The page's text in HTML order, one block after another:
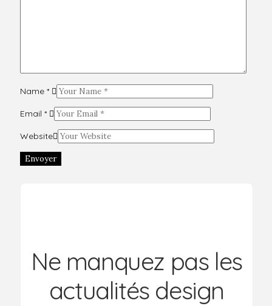
Name *
Email *
Website
Envoyer
Ne manquez pas les
actualités design